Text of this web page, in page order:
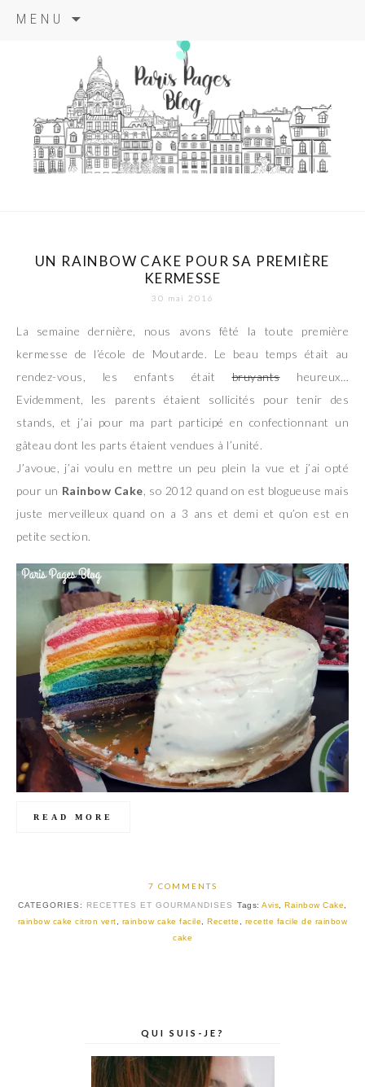
MENU
principal
paris pages
blog
UN RAINBOW CAKE POUR SA PREMIÈRE
KERMESSE
30 mai 2016
La semaine dernière, nous avons fêté la toute première
kermesse de l’école de Moutarde. Le beau temps était au
rendez-vous, les enfants étaitbruyantsheureux…
Evidemment, les parents étaient sollicités pour tenir des
stands, et j’ai pour ma part participé en confectionnant un
gâteau dont les parts étaient vendues à l’unité.
J’avoue, j’ai voulu en mettre un peu plein la vue et j’ai opté
pour un Rainbow Cake , so 2012 quand on est blogueuse mais
juste merveilleux quand on a 3 ans et demi et qu’on est en
petite section.
READ MORE
7 COMMENTS
CATEGORIES: RECETTES ET GOURMANDISES Tags:Avis ,Rainbow Cake
rainbow cake citron vert
rainbow cake facile ,Recette
recette facile de rainbow
cake
QUI SUIS-JE?